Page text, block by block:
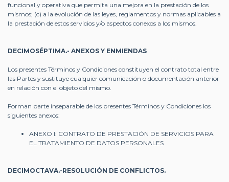
funcional y operativa que permita una mejora en la prestación de los
mismos; (c) a la evolución de las leyes, reglamentos y normas aplicables a
la prestación de estos servicios y/o aspectos conexos a los mismos.
DECIMOSÉPTIMA.- ANEXOS Y ENMIENDAS
Los presentes Términos y Condiciones constituyen el contrato total entre
las Partes y sustituye cualquier comunicación o documentación anterior
en relación con el objeto del mismo.
Forman parte inseparable de los presentes Términos y Condiciones los
siguientes anexos:
ANEXO I: CONTRATO DE PRESTACIÓN DE SERVICIOS PARA
EL TRATAMIENTO DE DATOS PERSONALES
DECIMOCTAVA.-RESOLUCIÓN DE CONFLICTOS.